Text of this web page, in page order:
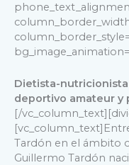
Dietista-
deportivo amateur y
[/
[vc_column_text]
Tardón en el ámbito
Guillermo Tardón